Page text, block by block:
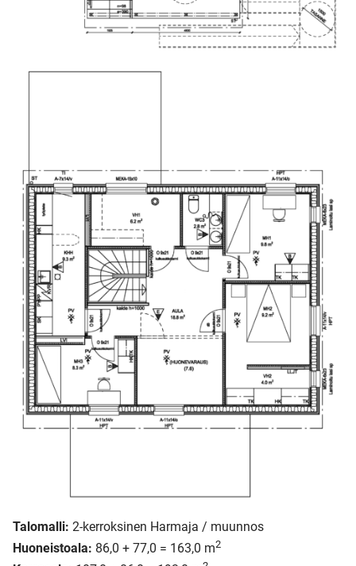
Talomalli: 2-kerroksinen Harmaja / muunnos
Huoneistoala: 86,0 + 77,0 = 163,0 m2